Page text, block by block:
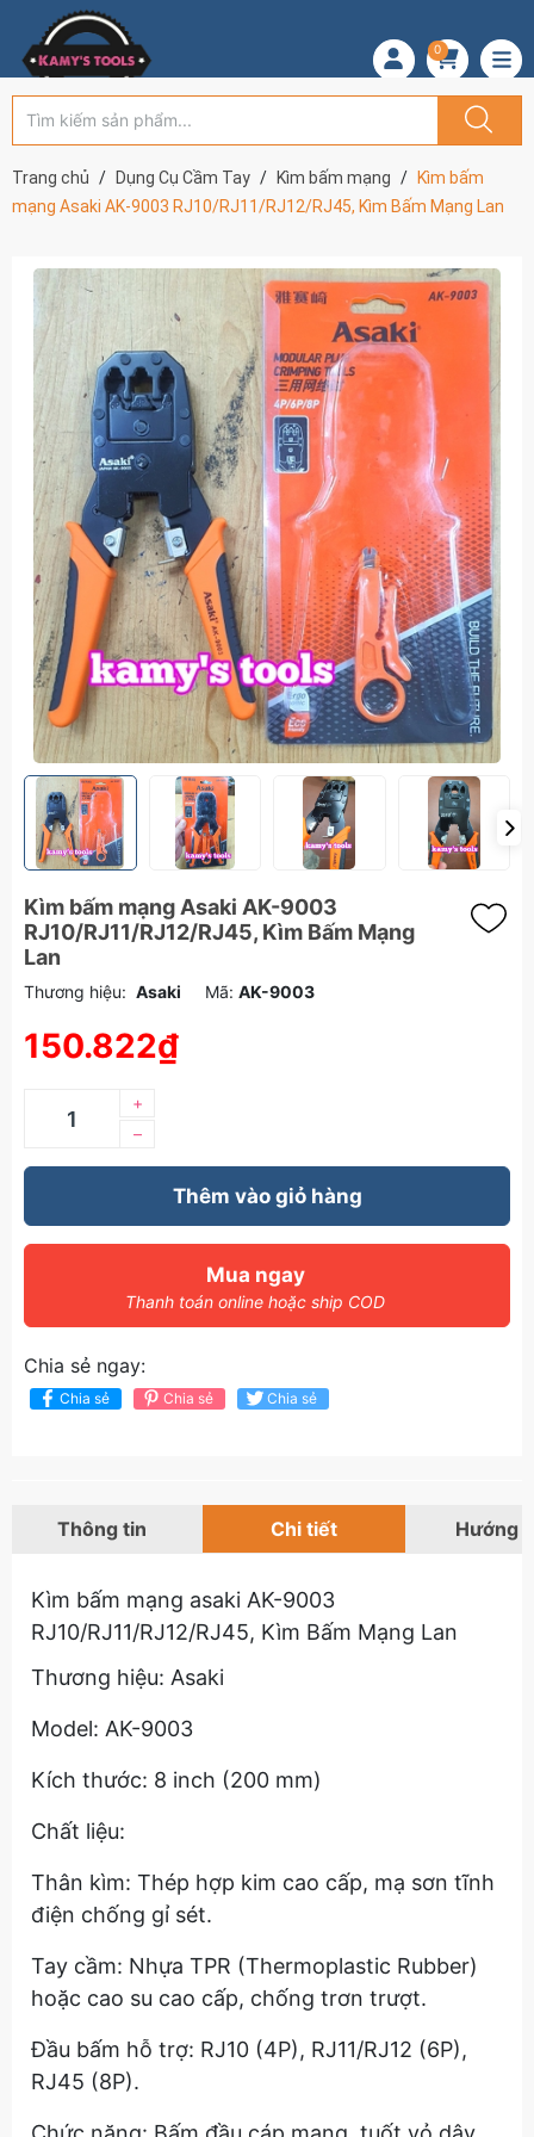
0
Trang chủ Dụng Cụ Cầm Tay Kìm bấm mạng
Kìm bấm
mạng Asaki AK-9003 RJ10/RJ11/RJ12/RJ45, Kìm Bấm Mạng Lan
Kìm bấm mạng Asaki AK-9003
RJ10/RJ11/RJ12/RJ45, Kìm Bấm Mạng
Lan
Thương hiệu: Asaki Mã: AK-9003
150.822₫
–
+
Thêm vào giỏ hàng
Mua ngay
Thanh toán online hoặc ship COD
Chia sẻ ngay:
Chia sẻ Chia sẻ Chia sẻ
Thông tin Chi tiết Hướng
Kìm bấm mạng asaki AK-9003
RJ10/RJ11/RJ12/RJ45, Kìm Bấm Mạng Lan
Thương hiệu: Asaki
Model: AK-9003
Kích thước: 8 inch (200 mm)
Chất liệu:
Thân kìm: Thép hợp kim cao cấp, mạ sơn tĩnh
điện chống gỉ sét.
Tay cầm: Nhựa TPR (Thermoplastic Rubber)
hoặc cao su cao cấp, chống trơn trượt.
Đầu bấm hỗ trợ: RJ10 (4P), RJ11/RJ12 (6P),
RJ45 (8P).